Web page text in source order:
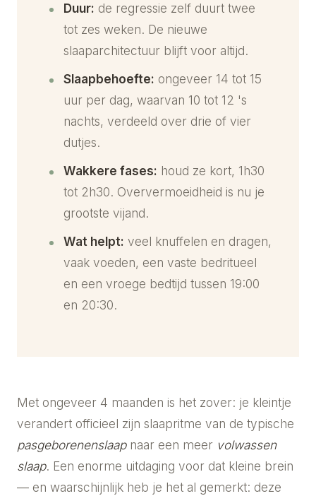
Duur: de regressie zelf duurt twee
tot zes weken. De nieuwe
slaaparchitectuur blijft voor altijd.
Slaapbehoefte: ongeveer 14 tot 15
uur per dag, waarvan 10 tot 12 's
nachts, verdeeld over drie of vier
dutjes.
Wakkere fases: houd ze kort, 1h30
tot 2h30. Oververmoeidheid is nu je
grootste vijand.
Wat helpt: veel knuffelen en dragen,
vaak voeden, een vaste bedritueel
en een vroege bedtijd tussen 19:00
en 20:30.
Met ongeveer 4 maanden is het zover: je kleintje
verandert officieel zijn slaapritme van de typische
pasgeborenenslaapnaar een meer volwassen
slaap. Een enorme uitdaging voor dat kleine brein
— en waarschijnlijk heb je het al gemerkt: deze